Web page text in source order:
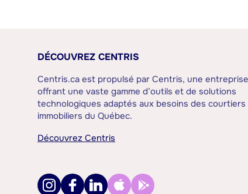
DÉCOUVREZ CENTRIS
Centris.ca est propulsé par Centris, une entreprise
offrant une vaste gamme d’outils et de solutions
technologiques adaptés aux besoins des courtiers
immobiliers du Québec.
Découvrez Centris